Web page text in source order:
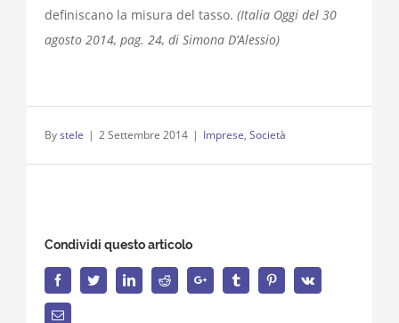
definiscano la misura del tasso. (Italia Oggi del 30
agosto 2014, pag. 24, di Simona D’Alessio)
Bystele | 2 Settembre 2014 | Imprese, Società
Condividi questo articolo
FacebookTwitterLinkedInReddit Google+ Tumblr PinterestVk
Email